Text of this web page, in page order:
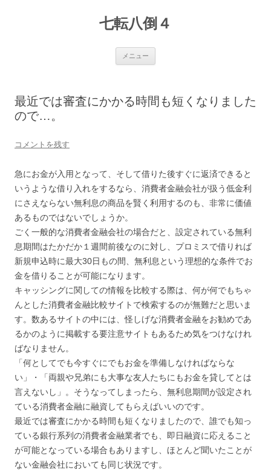
七転八倒４
メニュー
へ
ス
最近では審査にかかる時間も短くなりました
ので…。
コメントを残す
急にお金が入用となって、そして借りた後すぐに返済できると
いうような借り入れをするなら、消費者金融会社が扱う低金利
にさえならない無利息の商品を賢く利用するのも、非常に価値
あるものではないでしょうか。
ごく一般的な消費者金融会社の場合だと、設定されている無利
息期間はたかだか１週間前後なのに対し、プロミスで借りれば
新規申込時に最大30日もの間、無利息という理想的な条件でお
金を借りることが可能になります。
キャッシングに関しての情報を比較する際は、何が何でもちゃ
んとした消費者金融比較サイトで検索するのが無難だと思いま
す。数あるサイトの中には、怪しげな消費者金融をお勧めであ
るかのように掲載する要注意サイトもあるため気をつけなけれ
ばなりません。
「何としてでも今すぐにでもお金を準備しなければならな
い」・「両親や兄弟にも大事な友人たちにもお金を貸してとは
言えないし」。そうなってしまったら、無利息期間が設定され
ている消費者金融に融資してもらえばいいのです。
最近では審査にかかる時間も短くなりましたので、誰でも知っ
ている銀行系列の消費者金融業者でも、即日融資に応えること
が可能となっている場合もありますし、ほとんど聞いたことが
ない金融会社においても同じ状況です。